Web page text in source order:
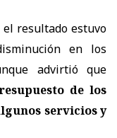
el resultado estuvo
en los
advirtió que
de los
servicios y